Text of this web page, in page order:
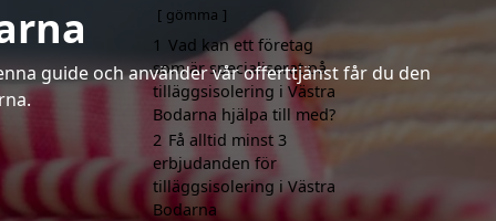
guide och använder vår offerttjänst får du den
gömma
1 Vad kan ett företag
som är specialiserat på
tilläggsisolering i Västra
Bodarna hjälpa till med?
2 Få alltid minst 3
erbjudanden för
tilläggsisolering i Västra
Bodarna